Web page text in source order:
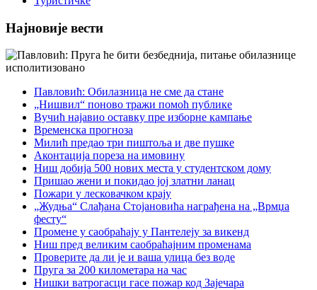
Најновије вести
Павловић: Обилазница не сме да стане
„Нишвил“ поново тражи помоћ публике
Вучић најавио оставку пре изборне кампање
Временска прогноза
Милић предао три пиштоља и две пушке
Аконтација пореза на имовину
Ниш добија 500 нових места у студентском дому
Пришао жени и покидао јој златни ланац
Пожари у лесковачком крају
„Жудња“ Слађана Стојановића награђена на „Врмџа
фесту“
Промене у саобраћају у Пантелеју за викенд
Ниш пред великим саобраћајним променама
Проверите да ли је и ваша улица без воде
Пруга за 200 километара на час
Нишки ватрогасци гасе пожар код Зајечара